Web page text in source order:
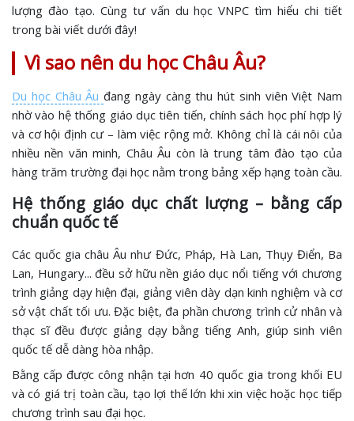
lượng đào tạo. Cùng tư vấn du học VNPC tìm hiểu chi tiết
trong bài viết dưới đây!
Vì sao nên du học Châu Âu?
Du học Châu Âu đang ngày càng thu hút sinh viên Việt Nam
nhờ vào hệ thống giáo dục tiên tiến, chính sách học phí hợp lý
và cơ hội định cư – làm việc rộng mở. Không chỉ là cái nôi của
nhiều nền văn minh, Châu Âu còn là trung tâm đào tạo của
hàng trăm trường đại học nằm trong bảng xếp hạng toàn cầu.
Hệ thống giáo dục chất lượng – bằng cấp
chuẩn quốc tế
Các quốc gia châu Âu như Đức, Pháp, Hà Lan, Thụy Điển, Ba
Lan, Hungary... đều sở hữu nền giáo dục nổi tiếng với chương
trình giảng dạy hiện đại, giảng viên dày dạn kinh nghiệm và cơ
sở vật chất tối ưu. Đặc biệt, đa phần chương trình cử nhân và
thạc sĩ đều được giảng dạy bằng tiếng Anh, giúp sinh viên
quốc tế dễ dàng hòa nhập.
Bằng cấp được công nhận tại hơn 40 quốc gia trong khối EU
và có giá trị toàn cầu, tạo lợi thế lớn khi xin việc hoặc học tiếp
chương trình sau đại học.